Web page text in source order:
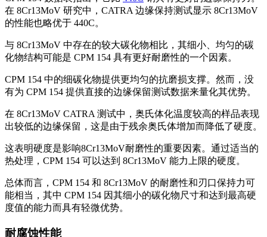
在 8Cr13MoV 研究中，CATRA 边缘保持​​测试显示 8Cr13MoV
的性能也略优于 440C。
与 8Cr13MoV 中存在的较大碳化物相比，其细小、均匀的碳
化物结构可能是 CPM 154 具有更好耐磨性的一个因素。
CPM 154 中的细碳化物提供更均匀的抗磨损支撑。然而，没
有为 CPM 154 提供直接的边缘保留测试数据来量化其优势。
在 8Cr13MoV CATRA 测试中，奥氏体化温度较高的样品表现
出较低的边缘保留，这是由于残余奥氏体增加而降低了硬度。
这表明硬度是影响8Cr13MoV耐磨性的重要因素。通过适当的
热处理，CPM 154 可以达到 8Cr13MoV 能力上限的硬度。
总体而言，CPM 154 和 8Cr13MoV 的耐磨性和刃口保持力可
能相当，其中 CPM 154 因其细小的碳化物尺寸和达到最高硬
度值的能力而具有轻微优势。
耐腐蚀性能